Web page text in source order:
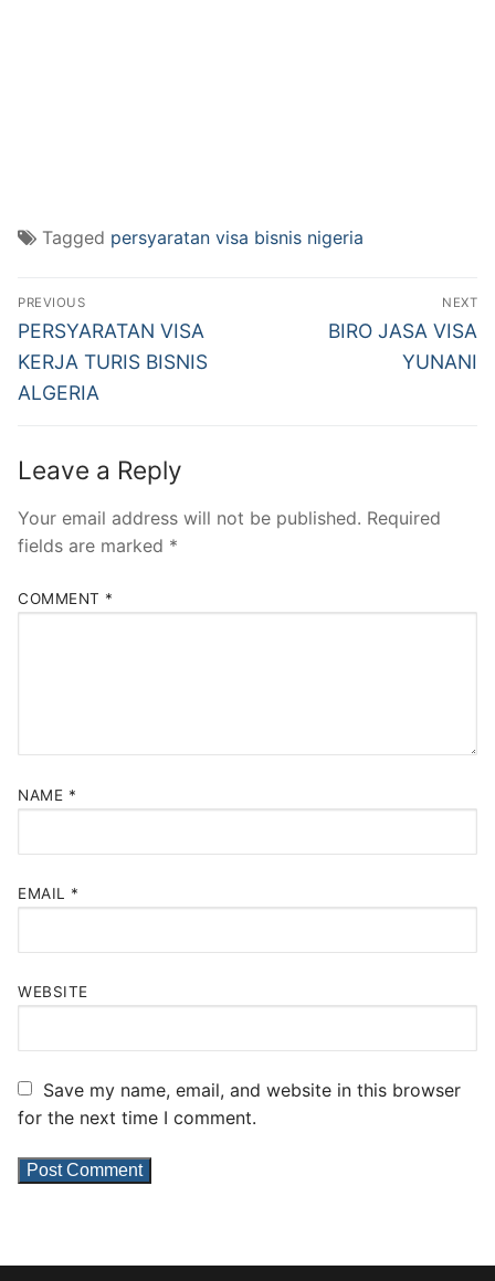
Tagged persyaratan visa bisnis nigeria
Post
navigation
PREVIOUS
Previous
post:
PERSYARATAN VISA
KERJA TURIS BISNIS
ALGERIA
NEXT
Next
BIRO JASA VISA
YUNANI
Leave a Reply
Your email address will not be published. Required
fields are marked *
COMMENT *
NAME *
EMAIL *
WEBSITE
Save my name, email, and website in this browser
for the next time I comment.